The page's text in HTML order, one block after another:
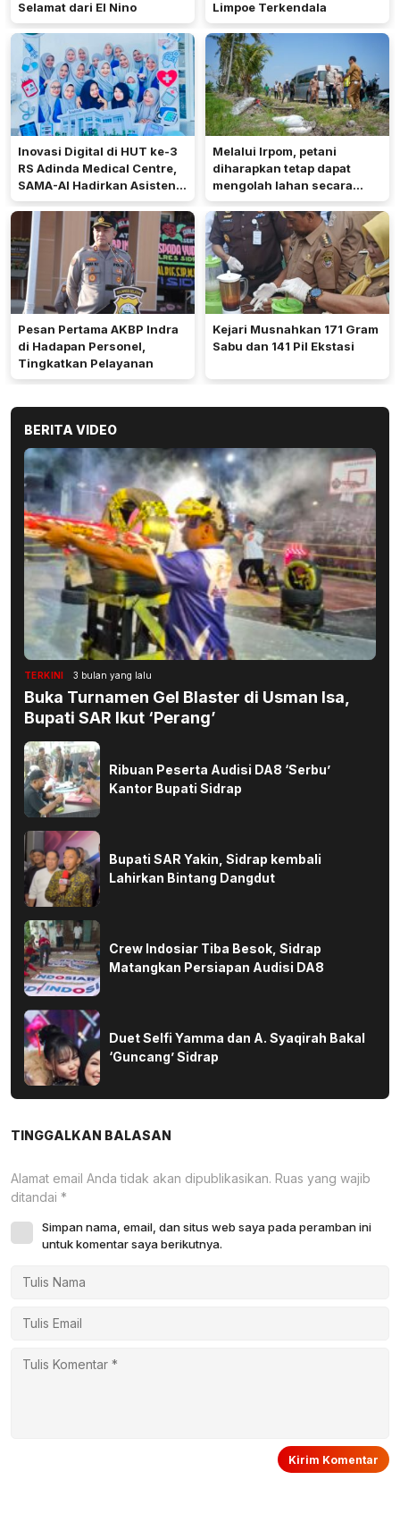
Selamat dari El Nino Limpoe Terkendala
Inovasi Digital di HUT ke-3
RS Adinda Medical Centre,
SAMA-AI Hadirkan Asisten
Gizi Berbasis AI
Melalui Irpom, petani
diharapkan tetap dapat
mengolah lahan secara
optimal meski di tengah
keterbatasan air.
Pesan Pertama AKBP Indra
di Hadapan Personel,
Tingkatkan Pelayanan
Kejari Musnahkan 171 Gram
Sabu dan 141 Pil Ekstasi
BERITA VIDEO
TERKINI 3 bulan yang lalu
Buka Turnamen Gel Blaster di Usman Isa,
Bupati SAR Ikut ‘Perang’
Ribuan Peserta Audisi DA8 ‘Serbu’
Kantor Bupati Sidrap
Bupati SAR Yakin, Sidrap kembali
Lahirkan Bintang Dangdut
Crew Indosiar Tiba Besok, Sidrap
Matangkan Persiapan Audisi DA8
Duet Selfi Yamma dan A. Syaqirah Bakal
‘Guncang’ Sidrap
TINGGALKAN BALASAN
Alamat email Anda tidak akan dipublikasikan. Ruas yang wajib
ditandai *
Simpan nama, email, dan situs web saya pada peramban ini
untuk komentar saya berikutnya.